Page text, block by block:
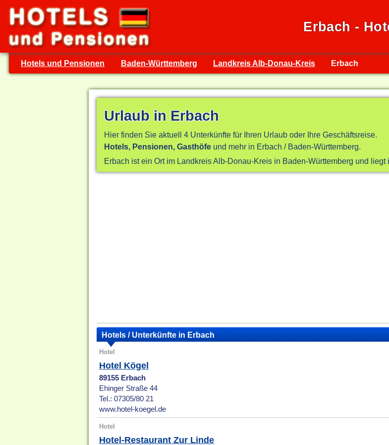
Erbach -
Hotels und Pensionen Baden-Württemberg Landkreis Alb-Donau-Kreis Erbach
Urlaub in Erbach
Hier finden Sie aktuell 4 Unterkünfte für Ihren Urlaub oder Ihre Geschäftsreise.
Hotels, Pensionen, Gasthöfe und mehr in Erbach / Baden-Württemberg.
Erbach ist ein Ort im Landkreis Alb-Donau-Kreis in Baden-Württemberg und
Hotels / Unterkünfte in Erbach
Hotel
Hotel Kögel
89155 Erbach
Ehinger Straße 44
Tel.: 07305/80 21
www.hotel-koegel.de
Hotel
Hotel-Restaurant Zur Linde